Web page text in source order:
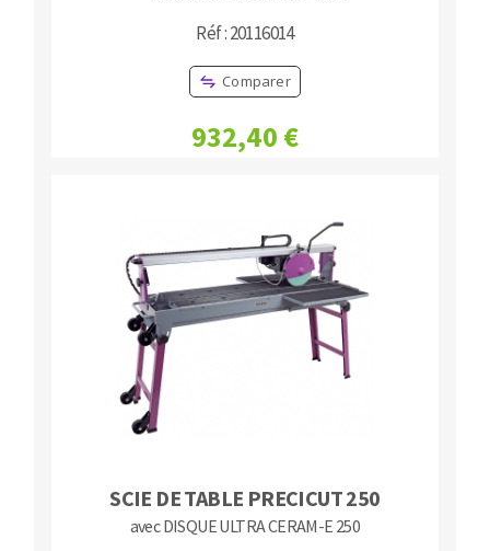
Réf : 20116014
Comparer
932,40 €
SCIE DE TABLE PRECICUT 250
avec DISQUE ULTRA CERAM-E 250